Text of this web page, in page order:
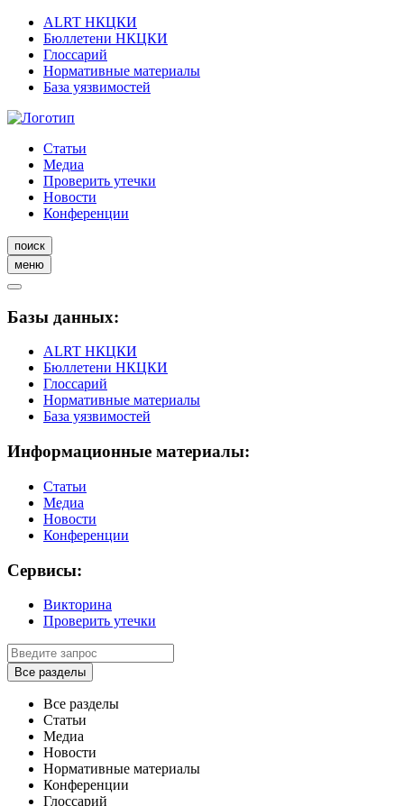
ALRT НКЦКИ
Бюллетени НКЦКИ
Глоссарий
Нормативные материалы
База уязвимостей
Статьи
Медиа
Проверить утечки
Новости
Конференции
поиск
меню
Базы данных:
ALRT НКЦКИ
Бюллетени НКЦКИ
Глоссарий
Нормативные материалы
База уязвимостей
Информационные материалы:
Статьи
Медиа
Новости
Конференции
Сервисы:
Викторина
Проверить утечки
Все разделы
Все разделы
Статьи
Медиа
Новости
Нормативные материалы
Конференции
Глоссарий